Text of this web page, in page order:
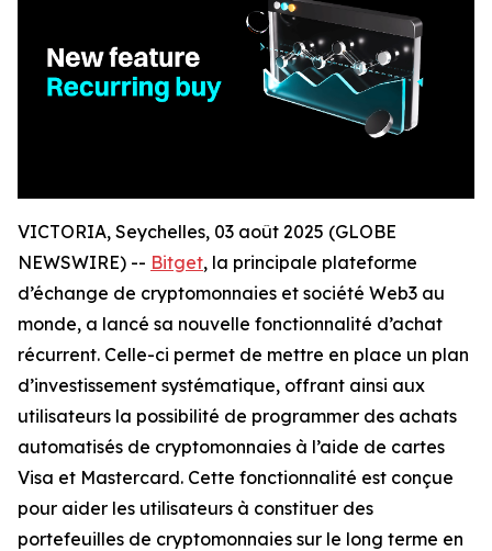
VICTORIA, Seychelles, 03 août 2025 (GLOBE
NEWSWIRE) -- Bitget, la principale plateforme
d’échange de cryptomonnaies et société Web3 au
monde, a lancé sa nouvelle fonctionnalité d’achat
récurrent. Celle-ci permet de mettre en place un plan
d’investissement systématique, offrant ainsi aux
utilisateurs la possibilité de programmer des achats
automatisés de cryptomonnaies à l’aide de cartes
Visa et Mastercard. Cette fonctionnalité est conçue
pour aider les utilisateurs à constituer des
portefeuilles de cryptomonnaies sur le long terme en